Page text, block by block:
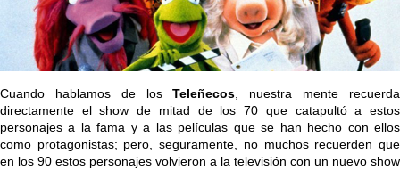
Cuando hablamos de losTeleñecos , nuestra mente recuerda
directamente el show de mitad de los 70 que catapultó a estos
personajes a la fama y a las películas que se han hecho con ellos
como protagonistas; pero, seguramente, no muchos recuerden que
en los 90 estos personajes volvieron a la televisión con un nuevo show